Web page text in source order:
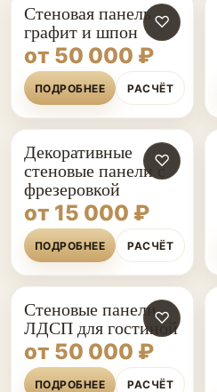
♡
Стеновая панель
графит и шпон
от 50 000 ₽
ПОДРОБНЕЕ РАСЧЁТ
♡
Декоративные
стеновые панели с
фрезеровкой
от 15 000 ₽
ПОДРОБНЕЕ РАСЧЁТ
♡
Стеновые панели
ЛДСП для гостиной
от 50 000 ₽
ПОДРОБНЕЕ РАСЧЁТ